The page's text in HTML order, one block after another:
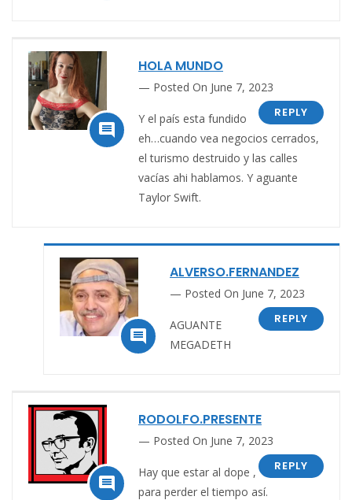

HOLA MUNDO
Posted On June 7, 2023
REPLY
Y el país esta fundido
eh…cuando vea negocios cerrados,
el turismo destruido y las calles
vacías ahi hablamos. Y aguante
Taylor Swift.

ALVERSO.FERNANDEZ
Posted On June 7, 2023
REPLY
AGUANTE
MEGADETH

RODOLFO.PRESENTE
Posted On June 7, 2023
REPLY
Hay que estar al dope ,
para perder el tiempo así.